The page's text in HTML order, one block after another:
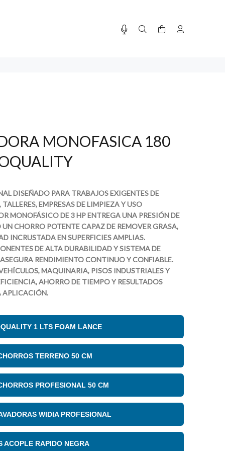
MONOFASICA 180
DISEÑADO PARA TRABAJOS EXIGENTES DE
EMPRESAS DE LIMPIEZA Y USO
MONOFÁSICO DE 3 HP ENTREGA UNA PRESIÓN DE
CHORRO POTENTE CAPAZ DE REMOVER GRASA,
INCRUSTADA EN SUPERFICIES AMPLIAS.
DE ALTA DURABILIDAD Y SISTEMA DE
RENDIMIENTO CONTINUO Y CONFIABLE.
MAQUINARIA, PISOS INDUSTRIALES Y
AHORRO DE TIEMPO Y RESULTADOS
APLICACIÓN.
1 LTS FOAM LANCE
TERRENO 50 CM
PROFESIONAL 50 CM
WIDIA PROFESIONAL
ACOPLE RAPIDO NEGRA